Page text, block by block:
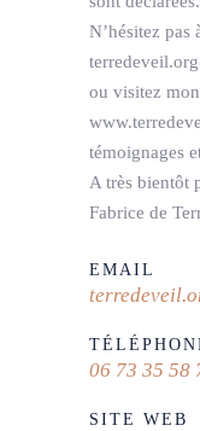
N’hésitez pas
ou visitez
témoignages
A très bientôt
Fabrice de
EMAIL
06 73 35 58
SITE WEB